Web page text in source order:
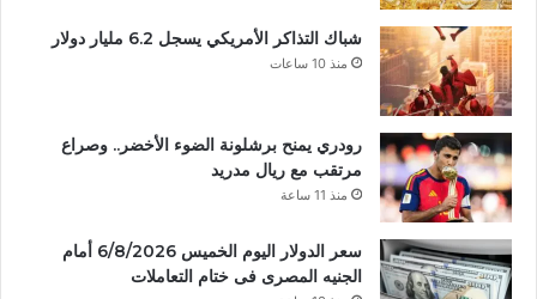
شباك التذاكر الأمريكي يسجل 6.2 مليار دولار
منذ 10 ساعات
رودري يمنح برشلونة الضوء الأخضر.. وصراع
مرتقب مع ريال مدريد
منذ 11 ساعة
سعر الدولار اليوم الخميس 6/8/2026 أمام
الجنيه المصرى فى ختام التعاملات